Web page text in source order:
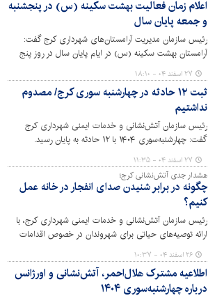
اعلام زمان فعالیت بهشت سکینه (س) در پنجشنبه
و جمعه پایان سال
رئیس سازمان مدیریت آرامستان‌های شهرداری کرج گفت:
آرامستان بهشت سکینه (س) در ایام پایان سال در روز پنج
جمعه ۲۹ اسفندماه از اذان صبح تا یک ساعت پس از لحظه
تحویل سال نو، پذیرای زائرین اهل قبور است.
۲۷ اسفند ۰۴ - ۱۸:۱۰
ثبت ۱۲ حادثه در چهارشنبه سوری کرج/ مصدوم
نداشتیم
رئیس سازمان آتش‌نشانی و خدمات ایمنی شهرداری کرج
گفت: چهارشنبه‌سوری ۱۴۰۴ با ۱۲ حادثه به پایان رسید.
۲۷ اسفند ۰۴ - ۱۱:۳۵
هشدار جدی آتش‌نشانی کرج؛
چگونه در برابر شنیدن صدای انفجار در خانه عمل
کنیم؟
رئیس سازمان آتش‌نشانی و خدمات ایمنی شهرداری کرج، با
ارائه توصیه‌های حیاتی برای شهروندان در خصوص اقدامات
لازم در زمان شنیدن صدای انفجار در منزل، بر لزوم حفظ
آرامش و پیروی از دستورالعمل‌های ایمنی تاکید کرد.
۲۶ اسفند ۰۴ - ۱۰:۳۷
اطلاعیه مشترک هلال‌احمر، آتش‌نشانی و اورژانس
درباره چهارشنبه‌سوری ۱۴۰۴